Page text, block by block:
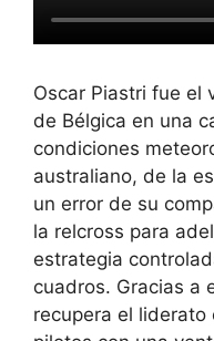
Oscar Piastri fue el
de Bélgica en una
condiciones
australiano, de la
un error de su
la relcross para
estrategia
cuadros. Gracias a
recupera el liderato